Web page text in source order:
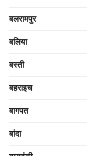
बलरामपुर
बलिया
बस्ती
बहराइच
बागपत
बांदा